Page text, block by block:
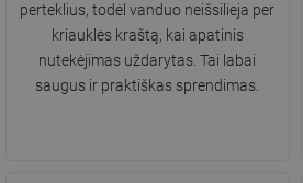
perteklius, todėl vanduo neišsilieja per
kriauklės kraštą, kai apatinis
nutekėjimas uždarytas. Tai labai
saugus ir praktiškas sprendimas.